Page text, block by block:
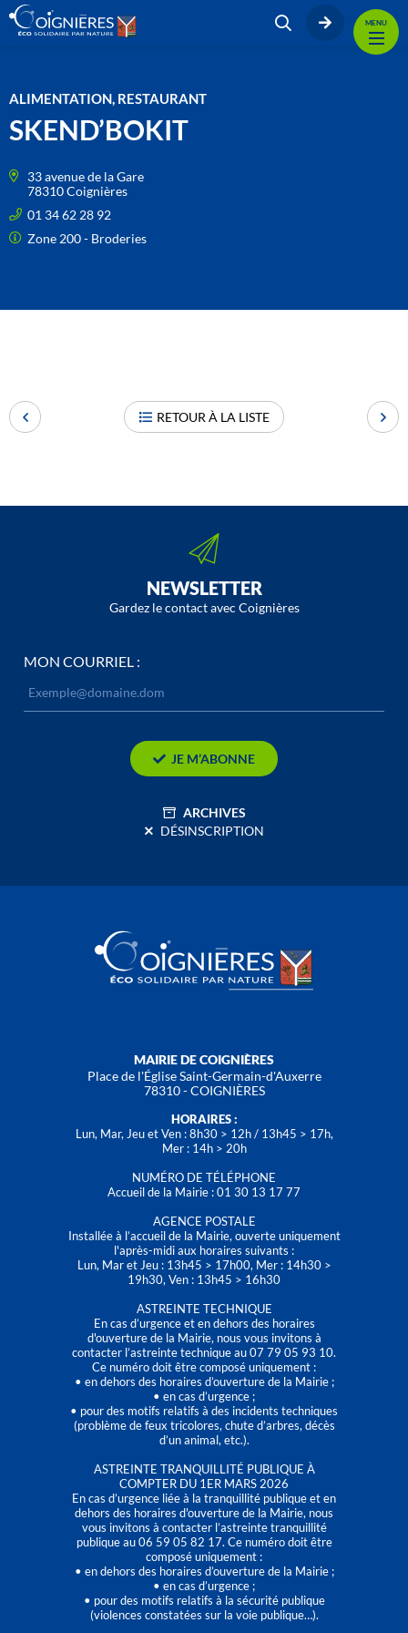
MENU
ALIMENTATION, RESTAURANT
SKEND’BOKIT
33 avenue de la Gare
78310 Coignières
01 34 62 28 92
Zone 200 - Broderies
RETOUR À LA LISTE
NEWSLETTER
Gardez le contact avec Coignières
MON COURRIEL :
JE M’ABONNE
ARCHIVES
DÉSINSCRIPTION
MAIRIE DE COIGNIÈRES
Place de l'Église Saint-Germain-d'Auxerre
78310 - COIGNIÈRES
HORAIRES :
Lun, Mar, Jeu et Ven : 8h30 > 12h / 13h45 > 17h,
Mer : 14h > 20h
NUMÉRO DE TÉLÉPHONE
Accueil de la Mairie : 01 30 13 17 77
AGENCE POSTALE
Installée à l’accueil de la Mairie, ouverte uniquement
l'après-midi aux horaires suivants :
Lun, Mar et Jeu : 13h45 > 17h00, Mer : 14h30 >
19h30, Ven : 13h45 > 16h30
ASTREINTE TECHNIQUE
En cas d’urgence et en dehors des horaires
d'ouverture de la Mairie, nous vous invitons à
contacter l’astreinte technique au 07 79 05 93 10.
Ce numéro doit être composé uniquement :
• en dehors des horaires d’ouverture de la Mairie ;
• en cas d’urgence ;
• pour des motifs relatifs à des incidents techniques
(problème de feux tricolores, chute d’arbres, décès
d’un animal, etc.).
ASTREINTE TRANQUILLITÉ PUBLIQUE À
COMPTER DU 1ER MARS 2026
En cas d’urgence liée à la tranquillité publique et en
dehors des horaires d'ouverture de la Mairie, nous
vous invitons à contacter l’astreinte tranquillité
publique au 06 59 05 82 17. Ce numéro doit être
composé uniquement :
• en dehors des horaires d’ouverture de la Mairie ;
• en cas d’urgence ;
• pour des motifs relatifs à la sécurité publique
(violences constatées sur la voie publique…).